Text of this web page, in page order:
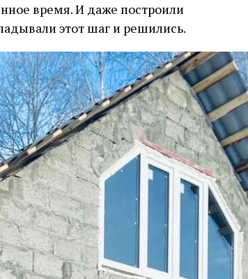
время. И даже построили
этот шаг и решились.